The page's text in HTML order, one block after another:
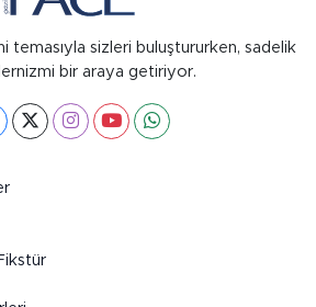
temasıyla sizleri buluştururken, sadelik
bir araya getiriyor.